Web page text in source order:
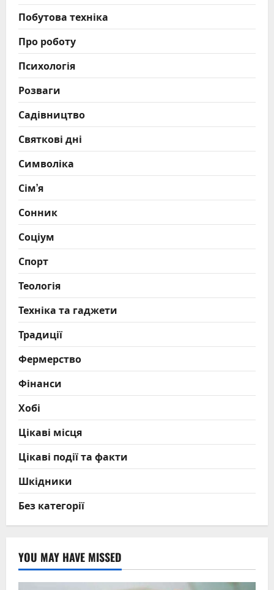
Побутова техніка
Про роботу
Психологія
Розваги
Садівництво
Святкові дні
Символіка
Сім’я
Сонник
Соціум
Спорт
Теологія
Техніка та гаджети
Традиції
Фермерство
Фінанси
Хобі
Цікаві місця
Цікаві події та факти
Шкідники
Без категорії
YOU MAY HAVE MISSED